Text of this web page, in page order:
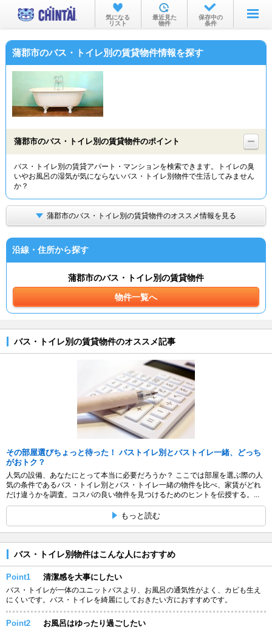
お部屋を探す
沿線・駅から
物件特集から
TOP
気になる
リスト
最近見た
物件
保存中の
条件
蒲郡市のバス・トイレ別の賃貸物件情報を探す
蒲郡市のバス・トイレ別の賃貸物件のポイント
バス・トイレ別の賃貸アパート・マンションを検索できます。トイレの臭
いやお風呂の湿気が気にならないバス・トイレ別物件で生活してみません
か？
蒲郡市のバス・トイレ別の賃貸物件のオススメ情報を見る
沿線・住所から探す
蒲郡市のバス・トイレ別の賃貸物件
物件一覧へ
バス・トイレ別の賃貸物件のオススメ記事
その部屋選びちょっと待った！ バストイレ別とバストイレ一緒、どっち
がおトク？
人気の設備、あなたにとって本当に必要だろうか？ ここでは部屋を選ぶ際の人
気の条件であるバス・トイレ別とバス・トイレ一緒の物件を比べ、家賃がどれ
だけ違うかを調査。コスパの良い物件を見つけるためのヒントを伝授する。...
もっと読む
バス・トイレ別物件はこんな人におすすめ
Point1 清潔感を大事にしたい
バス・トイレが一体のユニットバスより、お風呂の通気性がよく、カビも生え
にくいです。バス・トイレを綺麗にしておきたい方におすすめです。
Point2 お風呂はゆったり過ごしたい